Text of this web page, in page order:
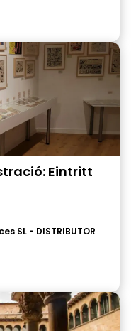
Eintritt
SL - DISTRIBUTOR